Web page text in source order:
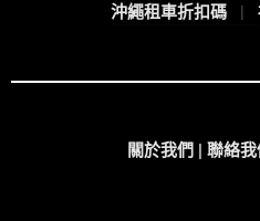
沖繩租車折扣碼
關於我們 | 聯絡我